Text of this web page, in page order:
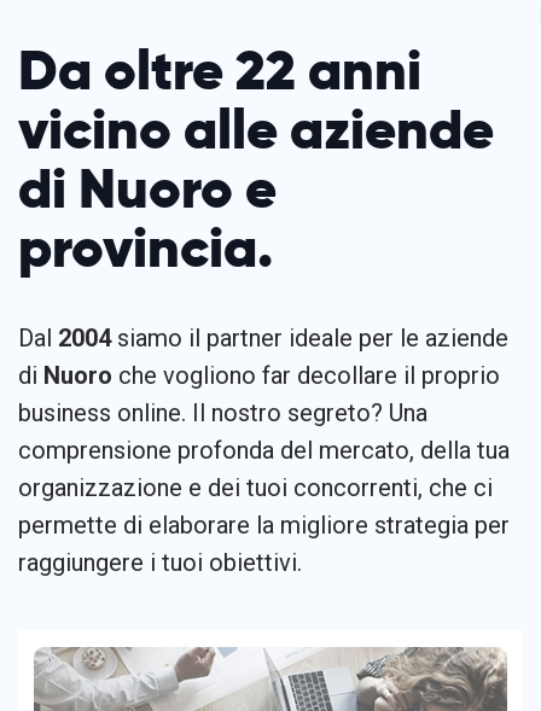
Da oltre 22 anni
vicino alle aziende
di Nuoro e
provincia.
Dal 2004siamo il partner ideale per le aziende
di Nuoro che vogliono far decollare il proprio
business online. Il nostro segreto? Una
comprensione profonda del mercato, della tua
organizzazione e dei tuoi concorrenti, che ci
permette di elaborare la migliore strategia per
raggiungere i tuoi obiettivi.